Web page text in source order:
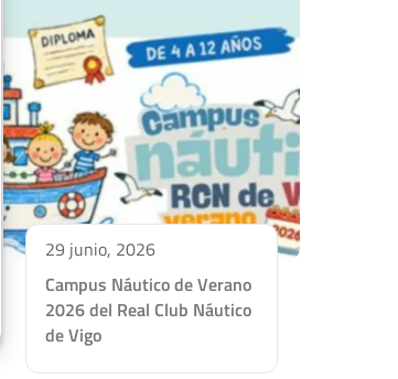
29 junio, 2026
Campus Náutico de Verano
2026 del Real Club Náutico
de Vigo